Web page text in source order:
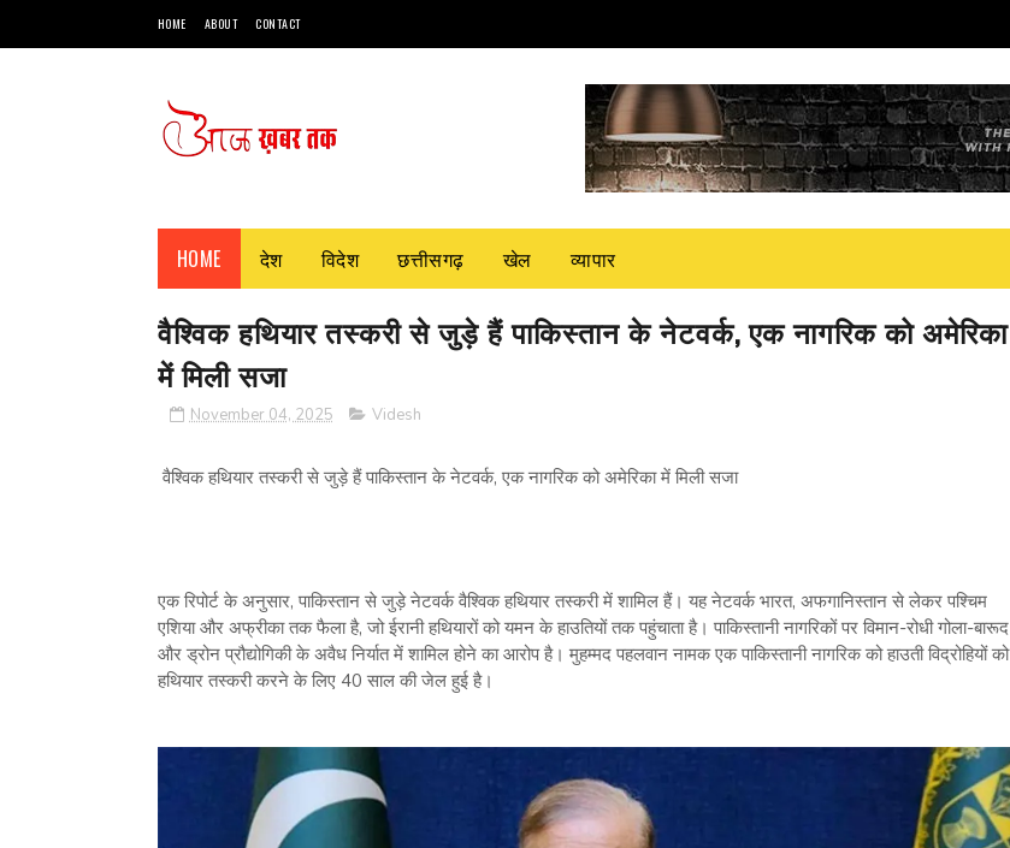
HOME ABOUT CONTACT
HOME देश विदेश छत्तीसगढ़ खेल व्यापार
वैश्विक हथियार तस्करी से जुड़े हैं पाकिस्तान के नेटवर्क, एक नागरिक को अमेरिका
में मिली सजा
November 04, 2025 Videsh
वैश्विक हथियार तस्करी से जुड़े हैं पाकिस्तान के नेटवर्क, एक नागरिक को अमेरिका में मिली सजा
एक रिपोर्ट के अनुसार, पाकिस्तान से जुड़े नेटवर्क वैश्विक हथियार तस्करी में शामिल हैं। यह नेटवर्क भारत, अफगानिस्तान से लेकर पश्चिम
एशिया और अफ्रीका तक फैला है, जो ईरानी हथियारों को यमन के हाउतियों तक पहुंचाता है। पाकिस्तानी नागरिकों पर विमान-रोधी गोला-बारूद
और ड्रोन प्रौद्योगिकी के अवैध निर्यात में शामिल होने का आरोप है। मुहम्मद पहलवान नामक एक पाकिस्तानी नागरिक को हाउती विद्रोहियों को
हथियार तस्करी करने के लिए 40 साल की जेल हुई है।